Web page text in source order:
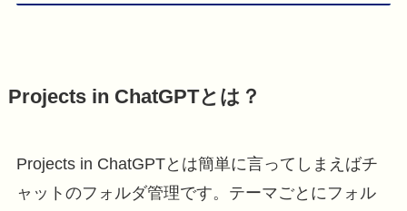
Projects in ChatGPTとは？
Projects in ChatGPTとは簡単に言ってしまえばチ
ャットのフォルダ管理です。テーマごとにフォル